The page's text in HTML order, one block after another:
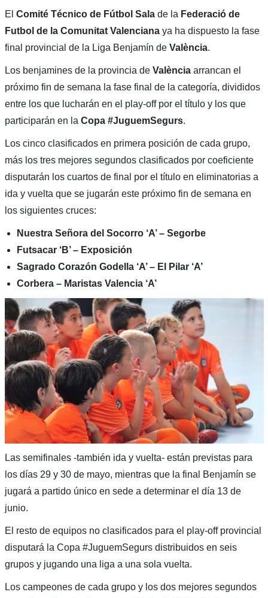
El Comité Técnico de Fútbol Sala de la Federació de
Futbol de la Comunitat Valencianaya ha dispuesto la fase
final provincial de la Liga Benjamín de València.
Los benjamines de la provincia de València arrancan el
próximo fin de semana la fase final de la categoría, divididos
entre los que lucharán en el play-off por el título y los que
participarán en la Copa #JuguemSegurs.
Los cinco clasificados en primera posición de cada grupo,
más los tres mejores segundos clasificados por coeficiente
disputarán los cuartos de final por el título en eliminatorias a
ida y vuelta que se jugarán este próximo fin de semana en
los siguientes cruces:
Nuestra Señora del Socorro ‘A’ – Segorbe
Futsacar ‘B’ – Exposición
Sagrado Corazón Godella ‘A’ – El Pilar ‘A’
Corbera – Maristas Valencia ‘A’
Las semifinales -también ida y vuelta- están previstas para
los días 29 y 30 de mayo, mientras que la final Benjamín se
jugará a partido único en sede a determinar el día 13 de
junio.
El resto de equipos no clasificados para el play-off provincial
disputará la Copa #JuguemSegurs distribuidos en seis
grupos y jugando una liga a una sola vuelta.
Los campeones de cada grupo y los dos mejores segundos